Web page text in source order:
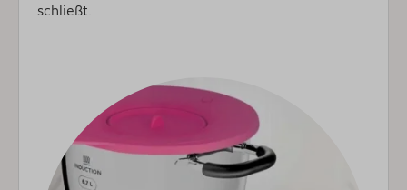
schließt.